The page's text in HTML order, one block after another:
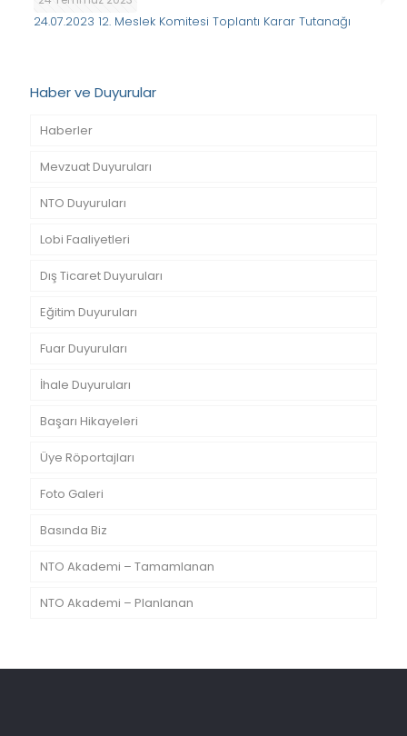
24.07.2023 12. Meslek Komitesi Toplantı Karar Tutanağı
Haber ve Duyurular
Haberler
Mevzuat Duyuruları
NTO Duyuruları
Lobi Faaliyetleri
Dış Ticaret Duyuruları
Eğitim Duyuruları
Fuar Duyuruları
İhale Duyuruları
Başarı Hikayeleri
Üye Röportajları
Foto Galeri
Basında Biz
NTO Akademi – Tamamlanan
NTO Akademi – Planlanan